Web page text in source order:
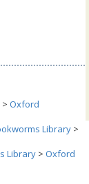
> Oxford
Library >
Library > Oxford